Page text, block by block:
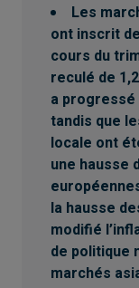
Les
ont inscrit
cours du
reculé de
a progressé
tandis que
locale ont
une hausse
la hausse
modifié
de politique
marchés